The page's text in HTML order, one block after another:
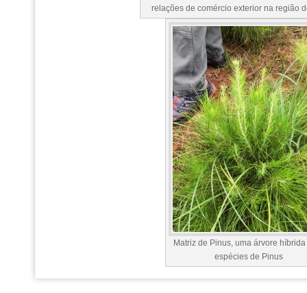
relações de comércio exterior na região
Matriz de Pinus, uma árvore
espécies de Pinus